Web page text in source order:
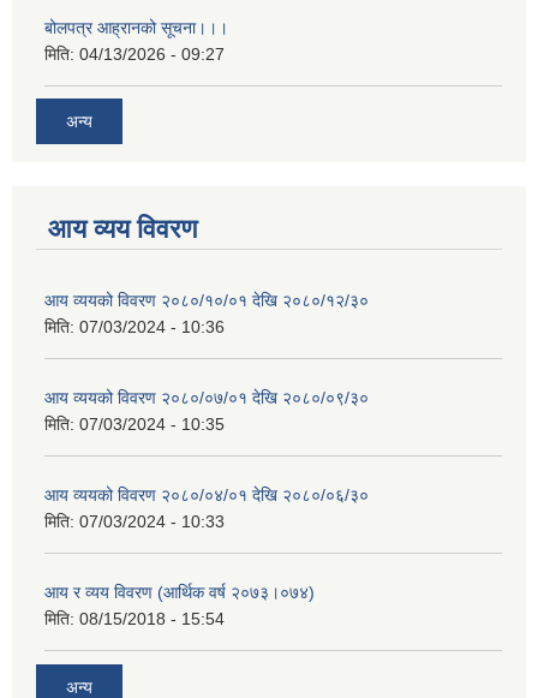
बोलपत्र आह्रानको सूचना।।।
मिति: 04/13/2026 - 09:27
अन्य
आय व्यय विवरण
आय व्ययको विवरण २०८०/१०/०१ देखि २०८०/१२/३०
मिति: 07/03/2024 - 10:36
आय व्ययको विवरण २०८०/०७/०१ देखि २०८०/०९/३०
मिति: 07/03/2024 - 10:35
आय व्ययको विवरण २०८०/०४/०१ देखि २०८०/०६/३०
मिति: 07/03/2024 - 10:33
आय र व्यय विवरण (आर्थिक वर्ष २०७३।०७४)
मिति: 08/15/2018 - 15:54
अन्य